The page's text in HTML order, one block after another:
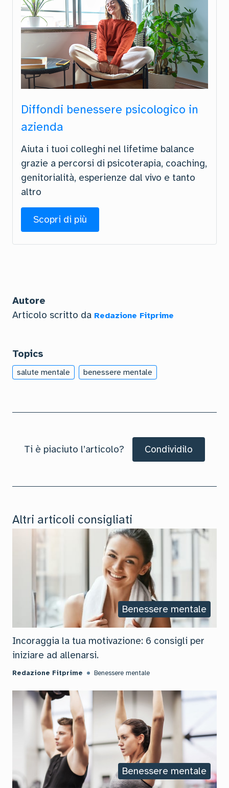
Diffondi benessere psicologico in
azienda
Aiuta i tuoi colleghi nel lifetime balance
grazie a percorsi di psicoterapia, coaching,
genitorialità, esperienze dal vivo e tanto
altro
Scopri di più
Autore
Articolo scritto da Redazione Fitprime
Topics
salute mentale benessere mentale
Ti è piaciuto l’articolo? Condividilo
Altri articoli consigliati
Benessere mentale
Incoraggia la tua motivazione: 6 consigli per
iniziare ad allenarsi.
Redazione Fitprime Benessere mentale
Benessere mentale